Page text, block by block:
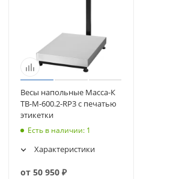
Весы напольные Масса-К
ТВ-M-600.2-RP3 с печатью
этикетки
Есть в наличии: 1
Характеристики
от 50 950 ₽